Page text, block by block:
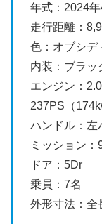
年式：2024年
走行距離：
色：オブシデ
内装：ブラッ
エンジン：
237PS（
ハンドル：左
ミッション：
ドア：5Dr
乗員：7名
外形寸法：全